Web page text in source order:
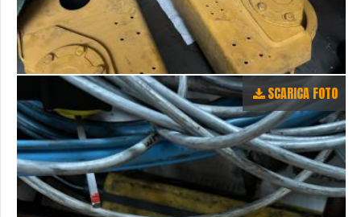
SCARICA FOTO